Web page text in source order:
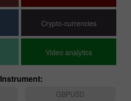
Crypto-currencies
Video analytics
Instrument:
GBPUSD